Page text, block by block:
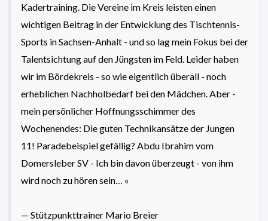
Kadertraining. Die Vereine im Kreis leisten einen
wichtigen Beitrag in der Entwicklung des Tischtennis-
Sports in Sachsen-Anhalt - und so lag mein Fokus bei der
Talentsichtung auf den Jüngsten im Feld. Leider haben
wir im Bördekreis - so wie eigentlich überall - noch
erheblichen Nachholbedarf bei den Mädchen. Aber -
mein persönlicher Hoffnungsschimmer des
Wochenendes: Die guten Technikansätze der Jungen
11! Paradebeispiel gefällig? Abdu Ibrahim vom
Domersleber SV - Ich bin davon überzeugt - von ihm
wird noch zu hören sein… «
— Stützpunkttrainer Mario Breier